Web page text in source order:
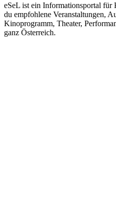
eSeL ist ein Informationsportal
du empfohlene Veranstaltungen,
Kinoprogramm, Theater,
ganz Österreich.